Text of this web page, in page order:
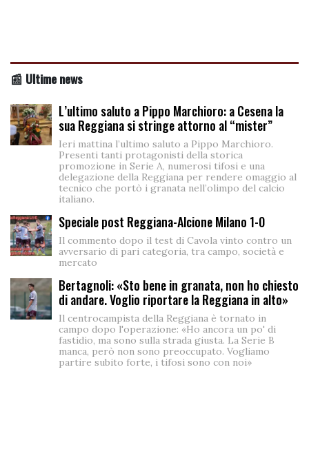
📰 Ultime news
L’ultimo saluto a Pippo Marchioro: a Cesena la
sua Reggiana si stringe attorno al “mister”
Ieri mattina l’ultimo saluto a Pippo Marchioro.
Presenti tanti protagonisti della storica
promozione in Serie A, numerosi tifosi e una
delegazione della Reggiana per rendere omaggio al
tecnico che portò i granata nell’olimpo del calcio
italiano.
Speciale post Reggiana-Alcione Milano 1-0
Il commento dopo il test di Cavola vinto contro un
avversario di pari categoria, tra campo, società e
mercato
Bertagnoli: «Sto bene in granata, non ho chiesto
di andare. Voglio riportare la Reggiana in alto»
Il centrocampista della Reggiana è tornato in
campo dopo l'operazione: «Ho ancora un po' di
fastidio, ma sono sulla strada giusta. La Serie B
manca, però non sono preoccupato. Vogliamo
partire subito forte, i tifosi sono con noi»